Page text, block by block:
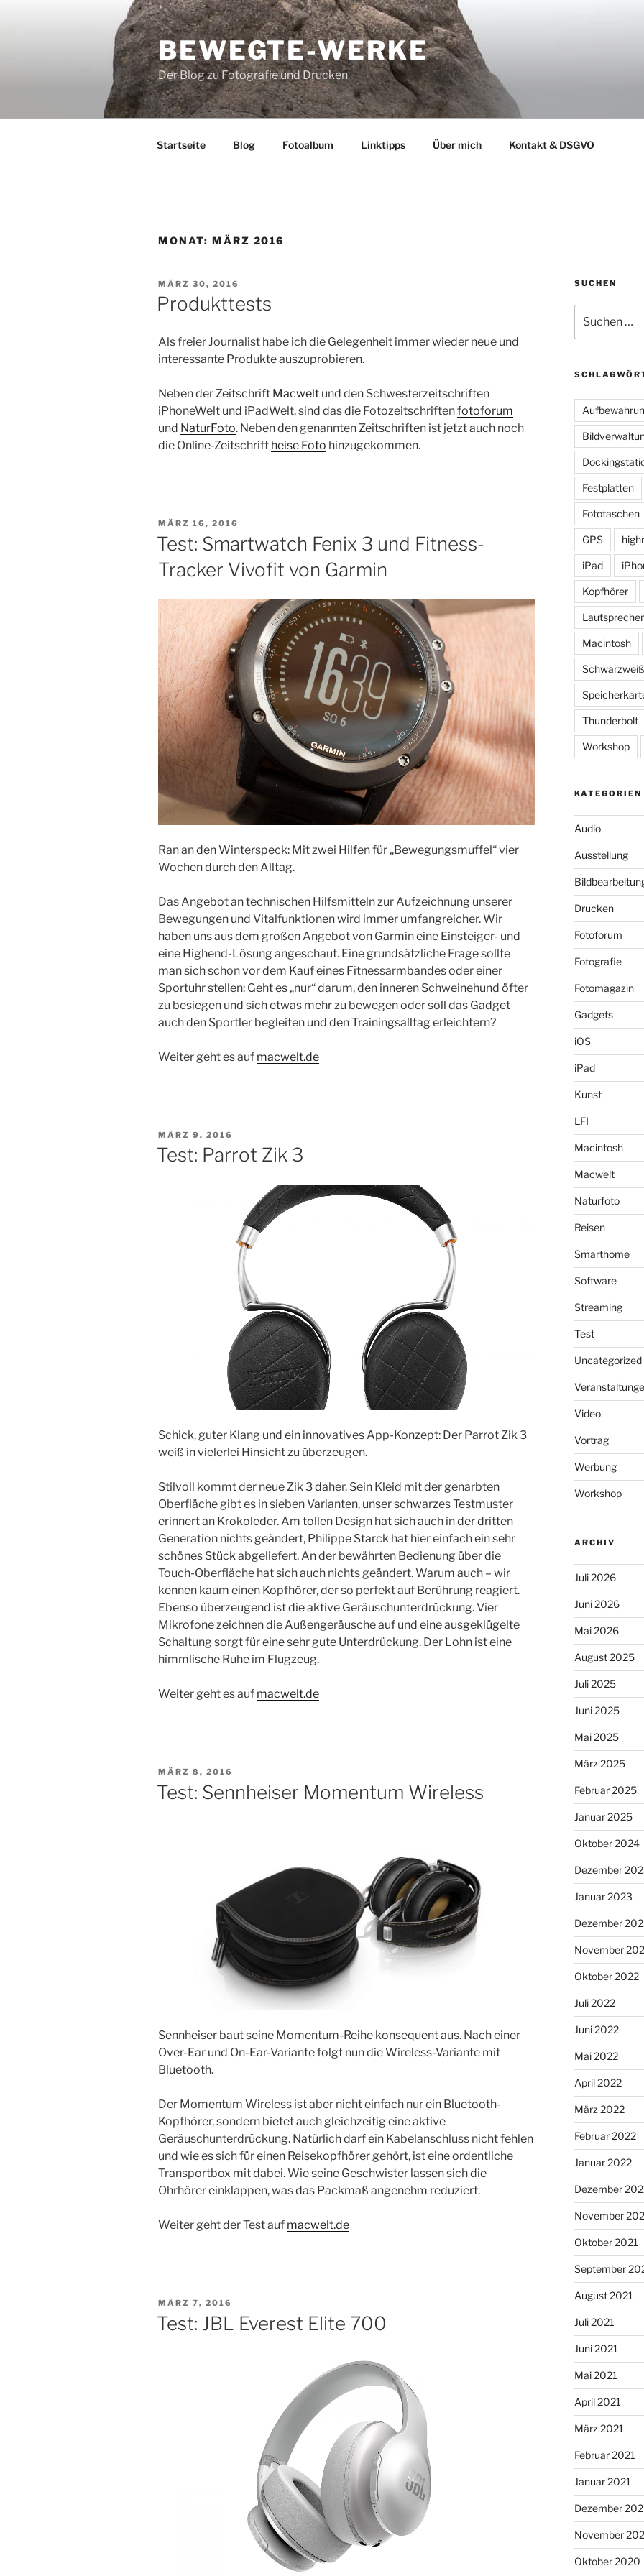
BEWEGTE-WERKE
Der Blog zu Fotografie und Drucken
Startseite Blog Fotoalbum Linktipps Über mich Kontakt & DSGVO
MONAT: MÄRZ 2016
VERÖFFENTLICHT
AM
MÄRZ 30, 2016
Produkttests
Als freier Journalist habe ich die Gelegenheit immer wieder neue und
interessante Produkte auszuprobieren.
Neben der Zeitschrift Macwelt und den Schwesterzeitschriften
iPhoneWelt und iPadWelt, sind das die Fotozeitschriftenfotoforum
und NaturFoto. Neben den genannten Zeitschriften ist jetzt auch noch
die Online-Zeitschrift heise Foto hinzugekommen.
VERÖFFENTLICHT
MÄRZ 16, 2016
Test: Smartwatch Fenix 3 und Fitness-
Tracker Vivofit von Garmin
Ran an den Winterspeck: Mit zwei Hilfen für „Bewegungsmuffel“ vier
Wochen durch den Alltag.
Das Angebot an technischen Hilfsmitteln zur Aufzeichnung unserer
Bewegungen und Vitalfunktionen wird immer umfangreicher. Wir
haben uns aus dem großen Angebot von Garmin eine Einsteiger- und
eine Highend-Lösung angeschaut. Eine grundsätzliche Frage sollte
man sich schon vor dem Kauf eines Fitnessarmbandes oder einer
Sportuhr stellen: Geht es „nur“ darum, den inneren Schweinehund öfter
zu besiegen und sich etwas mehr zu bewegen oder soll das Gadget
auch den Sportler begleiten und den Trainingsalltag erleichtern?
Weiter geht es auf macwelt.de
VERÖFFENTLICHT
AM
MÄRZ 9, 2016
Test: Parrot Zik 3
Schick, guter Klang und ein innovatives App-Konzept: Der Parrot Zik 3
weiß in vielerlei Hinsicht zu überzeugen.
Stilvoll kommt der neue Zik 3 daher. Sein Kleid mit der genarbten
Oberfläche gibt es in sieben Varianten, unser schwarzes Testmuster
erinnert an Krokoleder. Am tollen Design hat sich auch in der dritten
Generation nichts geändert, Philippe Starck hat hier einfach ein sehr
schönes Stück abgeliefert. An der bewährten Bedienung über die
Touch-Oberfläche hat sich auch nichts geändert. Warum auch – wir
kennen kaum einen Kopfhörer, der so perfekt auf Berührung reagiert.
Ebenso überzeugend ist die aktive Geräuschunterdrückung. Vier
Mikrofone zeichnen die Außengeräusche auf und eine ausgeklügelte
Schaltung sorgt für eine sehr gute Unterdrückung. Der Lohn ist eine
himmlische Ruhe im Flugzeug.
Weiter geht es auf macwelt.de
VERÖFFENTLICHT
AM
MÄRZ 8, 2016
Test: Sennheiser Momentum Wireless
Sennheiser baut seine Momentum-Reihe konsequent aus. Nach einer
Over-Ear und On-Ear-Variante folgt nun die Wireless-Variante mit
Bluetooth.
Der Momentum Wireless ist aber nicht einfach nur ein Bluetooth-
Kopfhörer, sondern bietet auch gleichzeitig eine aktive
Geräuschunterdrückung. Natürlich darf ein Kabelanschluss nicht fehlen
und wie es sich für einen Reisekopfhörer gehört, ist eine ordentliche
Transportbox mit dabei. Wie seine Geschwister lassen sich die
Ohrhörer einklappen, was das Packmaß angenehm reduziert.
Weiter geht der Test auf macwelt.de
VERÖFFENTLICHT
AM
MÄRZ 7, 2016
Test: JBL Everest Elite 700
SUCHEN
nach:
Festplatten
Fototaschen
GPS
iPad
Kopfhörer
Lautsprecher
Macintosh
Schwarzweiß
Thunderbolt
Workshop
KATEGORIEN
Audio
Ausstellung
Drucken
Fotoforum
Fotografie
Fotomagazin
Gadgets
iOS
iPad
Kunst
LFI
Macintosh
Macwelt
Naturfoto
Reisen
Smarthome
Software
Streaming
Test
Uncategorized
Video
Vortrag
Werbung
Workshop
ARCHIV
Juli 2026
Juni 2026
Mai 2026
August 2025
Juli 2025
Juni 2025
Mai 2025
März 2025
Februar 2025
Januar 2025
Oktober 2024
Dezember
Januar 2023
Dezember
November
Oktober 2022
Juli 2022
Juni 2022
Mai 2022
April 2022
März 2022
Februar 2022
Januar 2022
Dezember
November
Oktober 2021
September
August 2021
Juli 2021
Juni 2021
Mai 2021
April 2021
März 2021
Februar 2021
Januar 2021
Dezember
November
Oktober 2020